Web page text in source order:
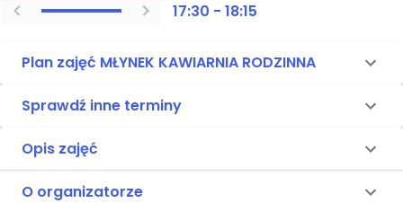
17:30 - 18:15
Plan zajęć MŁYNEK KAWIARNIA RODZINNA
Sprawdź inne terminy
Opis zajęć
O organizatorze